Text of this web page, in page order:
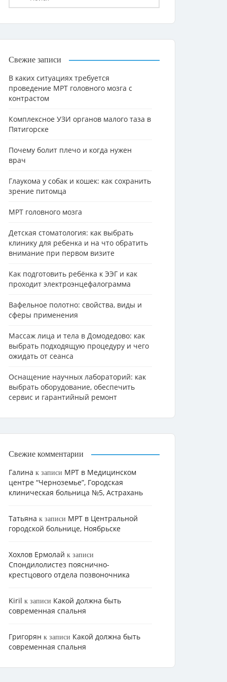
Свежие записи
В каких ситуациях требуется
проведение МРТ головного мозга с
контрастом
Комплексное УЗИ органов малого таза в
Пятигорске
Почему болит плечо и когда нужен
врач
Глаукома у собак и кошек: как сохранить
зрение питомца
МРТ головного мозга
Детская стоматология: как выбрать
клинику для ребенка и на что обратить
внимание при первом визите
Как подготовить ребёнка к ЭЭГ и как
проходит электроэнцефалограмма
Вафельное полотно: свойства, виды и
сферы применения
Массаж лица и тела в Домодедово: как
выбрать подходящую процедуру и чего
ожидать от сеанса
Оснащение научных лабораторий: как
выбрать оборудование, обеспечить
сервис и гарантийный ремонт
Свежие комментарии
Галина к записи МРТ в Медицинском
центре “Черноземье”, Городская
клиническая больница №5, Астрахань
Татьяна к записи МРТ в Центральной
городской больнице, Ноябрьске
Хохлов Ермолай к записи
Cпондилолистез пояснично-
крестцового отдела позвоночника
Kiril к записи Какой должна быть
современная спальня
Григорян к записи Какой должна быть
современная спальня